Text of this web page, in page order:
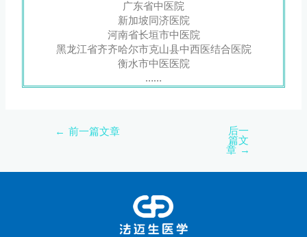
广东省中医院
新加坡同济医院
河南省长垣市中医院
黑龙江省齐齐哈尔市克山县中西医结合医院
衡水市中医医院
……
← 前一篇文章 后一
篇文
章 →